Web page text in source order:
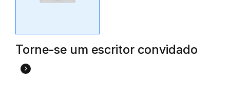
Torne-se um escritor convidado